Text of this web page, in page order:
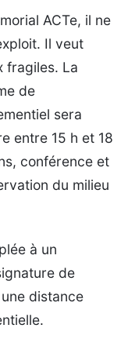
ACTe, il ne
Il veut
fragiles. La
de
sera
entre 15 h et 18
conférence et
du milieu
à un
de
distance